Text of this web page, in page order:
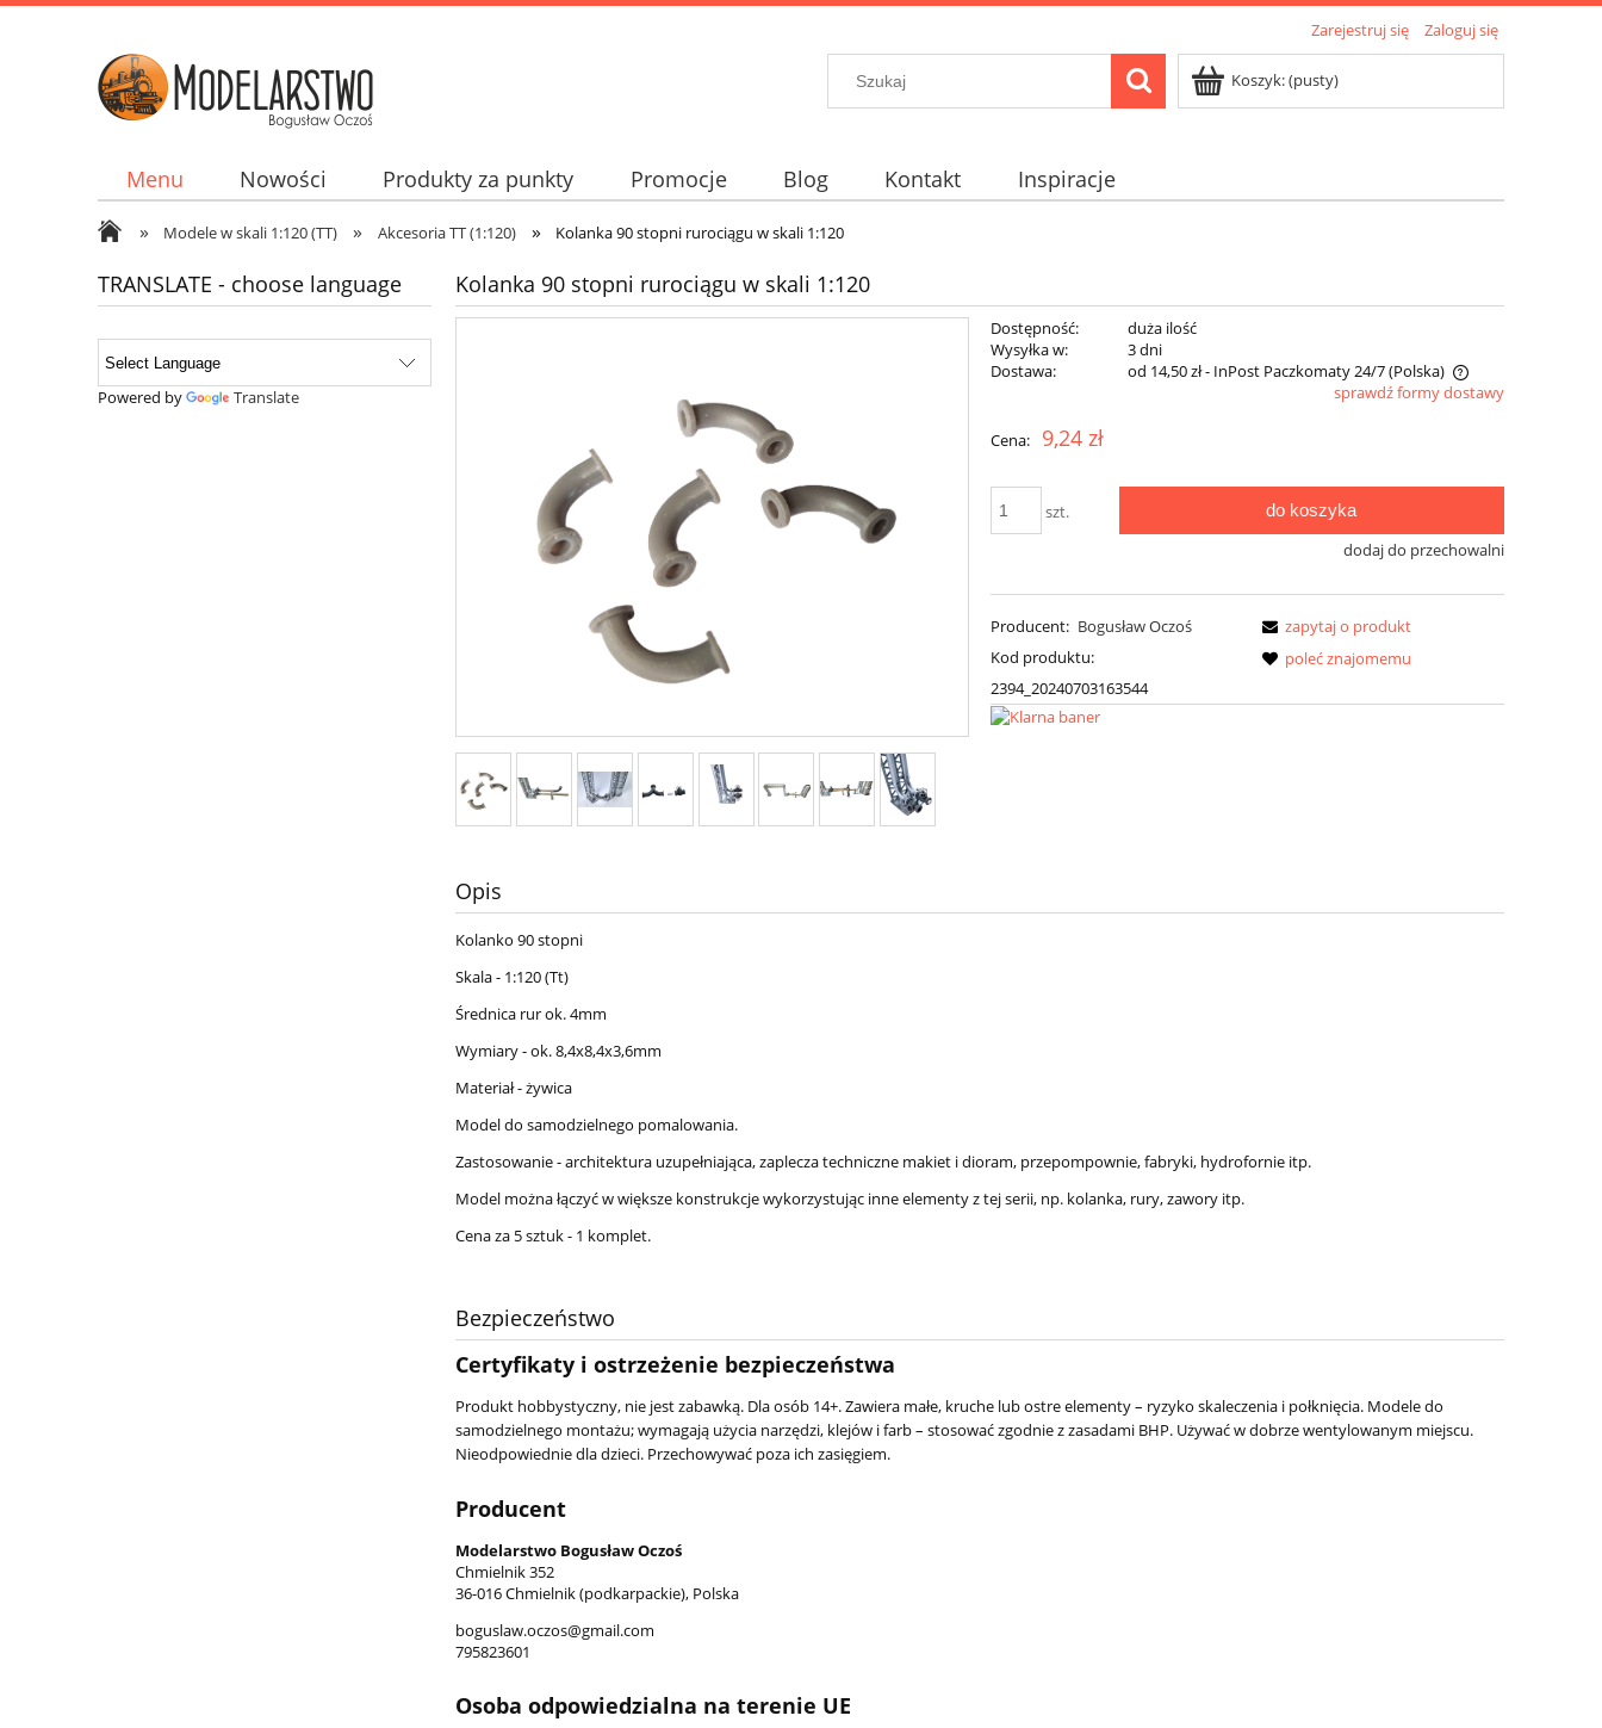
Zarejestruj się Zaloguj się
Koszyk:(pusty)
Menu Nowości Produkty za punkty Promocje Blog Kontakt
Inspiracje
Jak kupować? How to buy? Wie man kuppelt?
» Modele w skali 1:120 (TT) » Akcesoria TT (1:120) » Kolanka 90 stopni rurociągu w skali 1:120
TRANSLATE - choose language
Powered by Translate
Kolanka 90 stopni rurociągu w skali 1:120
Dostępność:
duża ilość
Wysyłka w:
3 dni
Dostawa:
od 14,50 zł- InPost Paczkomaty 24/7(Polska)
sprawdź formy dostawy
Cena: 9,24 zł
szt. do koszyka
dodaj do przechowalni
Producent: Bogusław Oczoś
Kod produktu:
2394_20240703163544
zapytaj o produkt
poleć znajomemu
Opis
Kolanko 90 stopni
Skala - 1:120 (Tt)
Średnica rur ok. 4mm
Wymiary - ok. 8,4x8,4x3,6mm
Materiał - żywica
Model do samodzielnego pomalowania.
Zastosowanie - architektura uzupełniająca, zaplecza techniczne makiet i dioram, przepompownie, fabryki, hydrofornie itp.
Model można łączyć w większe konstrukcje wykorzystując inne elementy z tej serii, np. kolanka, rury, zawory itp.
Cena za 5 sztuk - 1 komplet.
Bezpieczeństwo
Certyfikaty i ostrzeżenie bezpieczeństwa
Produkt hobbystyczny, nie jest zabawką. Dla osób 14+. Zawiera małe, kruche lub ostre elementy – ryzyko skaleczenia i połknięcia. Modele do
samodzielnego montażu; wymagają użycia narzędzi, klejów i farb – stosować zgodnie z zasadami BHP. Używać w dobrze wentylowanym miejscu.
Nieodpowiednie dla dzieci. Przechowywać poza ich zasięgiem.
Producent
Modelarstwo Bogusław Oczoś
Chmielnik 352
36-016 Chmielnik (podkarpackie), Polska
boguslaw.oczos@gmail.com
795823601
Osoba odpowiedzialna na terenie UE